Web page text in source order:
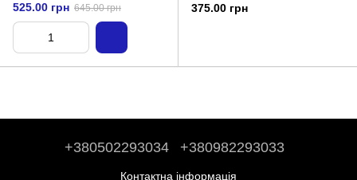
525.00 грн 645.00 грн 375.00 грн
+380502293034 +380982293033
Контактна інформація